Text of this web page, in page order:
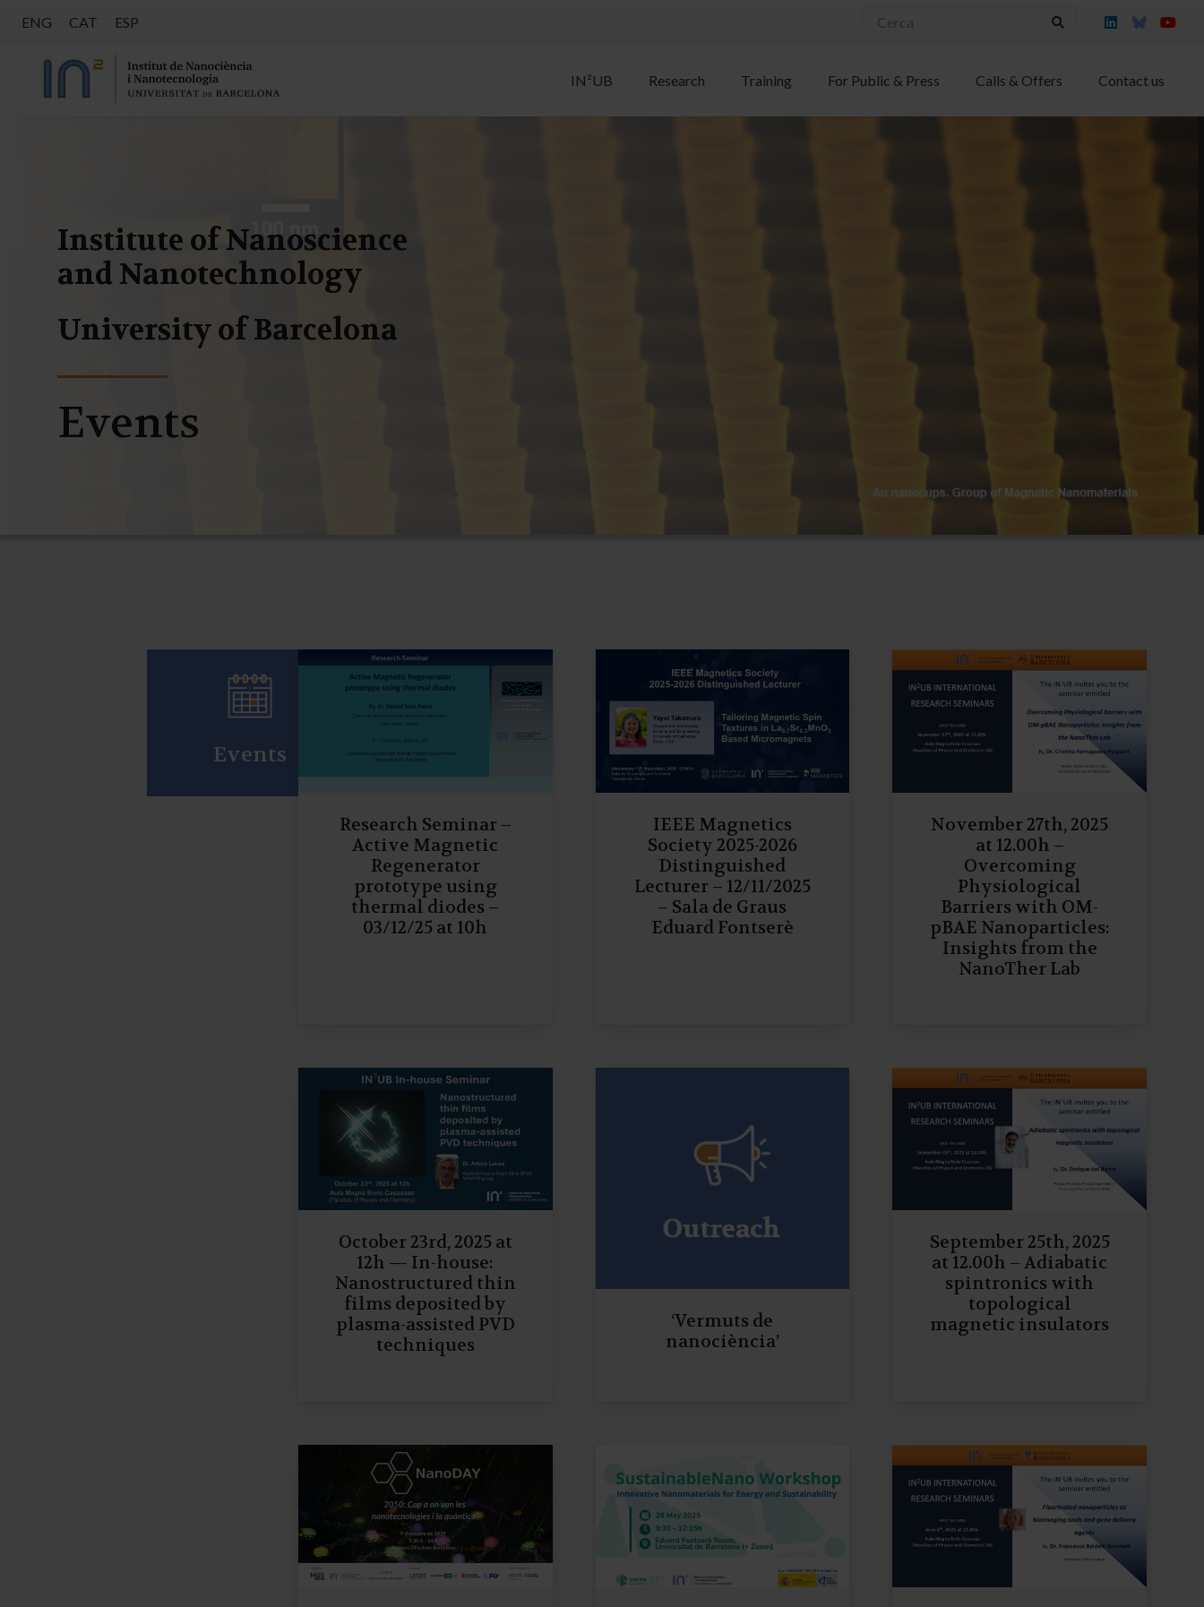
ENG CAT ESP
IN²UB Research Training For Public & Press Calls & Offers Contact us
Institute of Nanoscience
and Nanotechnology
University of Barcelona
Events
Events
Research Seminar –
Active Magnetic
Regenerator
prototype using
thermal diodes –
03/12/25 at 10h
IEEE Magnetics
Society 2025-2026
Distinguished
Lecturer – 12/11/2025
– Sala de Graus
Eduard Fontserè
November 27th, 2025
at 12.00h –
Overcoming
Physiological
Barriers with OM-
pBAE Nanoparticles:
Insights from the
NanoTher Lab
October 23rd, 2025 at
12h — In-house:
Nanostructured thin
films deposited by
plasma-assisted PVD
techniques
‘Vermuts de
nanociència’
September 25th, 2025
at 12.00h – Adiabatic
spintronics with
topological
magnetic insulators